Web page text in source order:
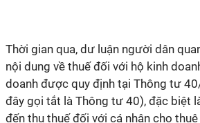
Thời gian qua, dư luận người dân
nội dung về thuế đối với hộ kinh
doanh được quy định tại Thông tư
đây gọi tắt là Thông tư 40), đặc biệt
đến thu thuế đối với cá nhân cho thuê